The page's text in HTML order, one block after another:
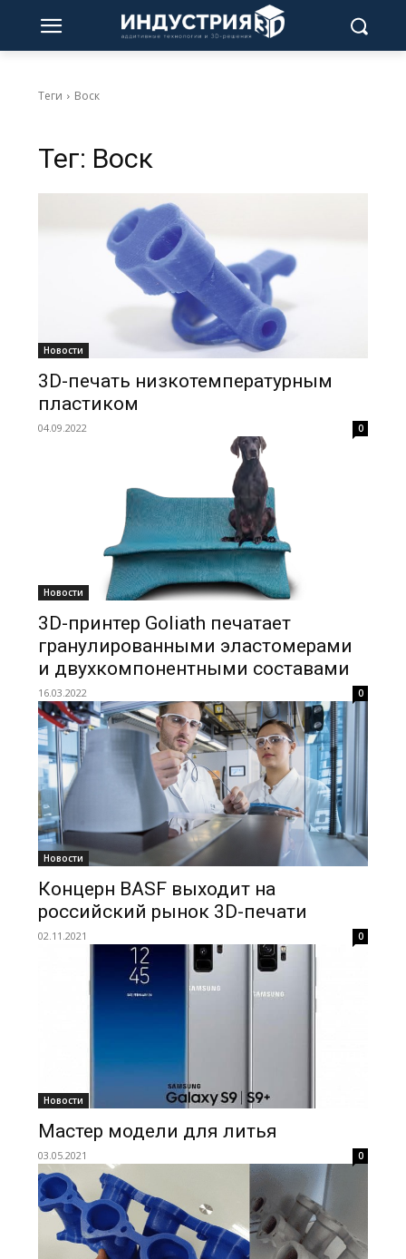
Теги Воск
Тег: Воск
Новости
3D-печать низкотемпературным
пластиком
04.09.2022 0
Новости
3D-принтер Goliath печатает
гранулированными эластомерами
и двухкомпонентными составами
16.03.2022 0
Новости
Концерн BASF выходит на
российский рынок 3D-печати
02.11.2021 0
Новости
Мастер модели для литья
03.05.2021 0